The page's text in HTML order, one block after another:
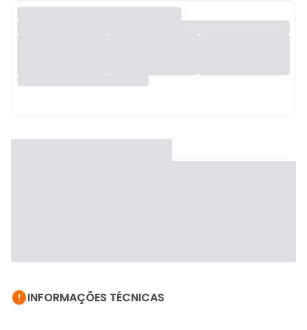
INFORMAÇÕES TÉCNICAS